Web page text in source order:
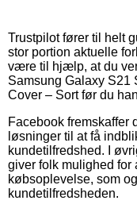
Trustpilot fører til helt
stor portion aktuelle
være til hjælp, at du
Samsung Galaxy S21
Cover – Sort før du
Facebook
løsninger til at få
kundetilfredshed. I
giver folk mulighed for
købsoplevelse, som
kundetilfredsheden.